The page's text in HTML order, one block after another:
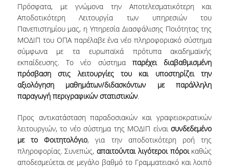
TESTIMONIALS
ΥΠΟΨΗΦΙΟΙ
ΣΕ ΠΟΙΟΥΣ ΑΠΕΥΘΥΝΕΤΑΙ
ΑΙΤΗΣΕΙΣ
ΔΙΔΑΚΤΡΑ - ΥΠΟΤΡΟΦΙΕΣ
ΦΟΙΤΗΤΕΣ
ΤΜΗΜΑ ΠΛΗΡΟΥΣ ΦΟΙΤΗΣΗΣ
Πρόσφατα, με γνώμονα την Αποτελεσματικότερη και
Αποδοτικότερη Λειτουργία των υπηρεσιών του
Πανεπιστημίου μας, η Υπηρεσία Διασφάλισης Ποιότητας της
ΜΟΔΙΠ του ΟΠΑ παρέλαβε ένα νέο πληροφοριακό σύστημα
σύμφωνα με τα ευρωπαϊκά πρότυπα ακαδημαϊκής
εκπαίδευσης. Το νέο σύστημαπαρέχει
διαβαθμισμένη
πρόσβαση στις λειτουργίες του και υποστηρίζει την
αξιολόγηση μαθημάτων/διδασκόντων με παράλληλη
παραγωγή περιγραφικών στατιστικών.
Προς αντικατάσταση παραδοσιακών και γραφειοκρατικών
λειτουργιών, το νέο σύστημα της ΜΟΔΙΠ είναισυνδεδεμένο
με το Φοιτητολόγιο, για την αποδοτικότερη ροή της
πληροφορίας. Συνεπώς,απαιτούνται λιγότεροι πόροικαθώς
αποδεσμεύεται σε μεγάλο βαθμό το Γραμματειακό και λοιπό